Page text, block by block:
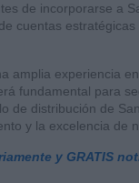
de incorporarse a
cuentas
amplia experiencia
fundamental para
de distribución de
y la excelencia de
y GRATIS